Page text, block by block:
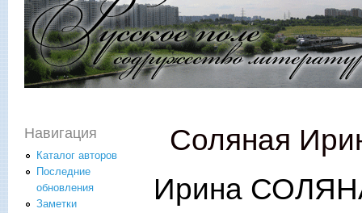
Соляная
Ирина
Навигация
Каталог авторов
Последние
обновления
Заметки